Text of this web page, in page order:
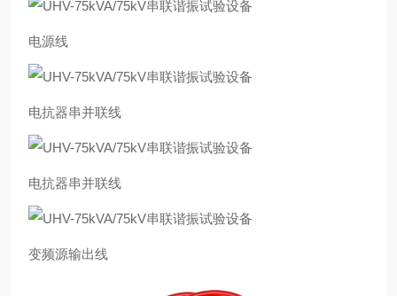
电源线
电抗器串并联线
电抗器串并联线
变频源输出线